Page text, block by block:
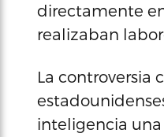
directamente
realizaban
La controversia
inteligencia